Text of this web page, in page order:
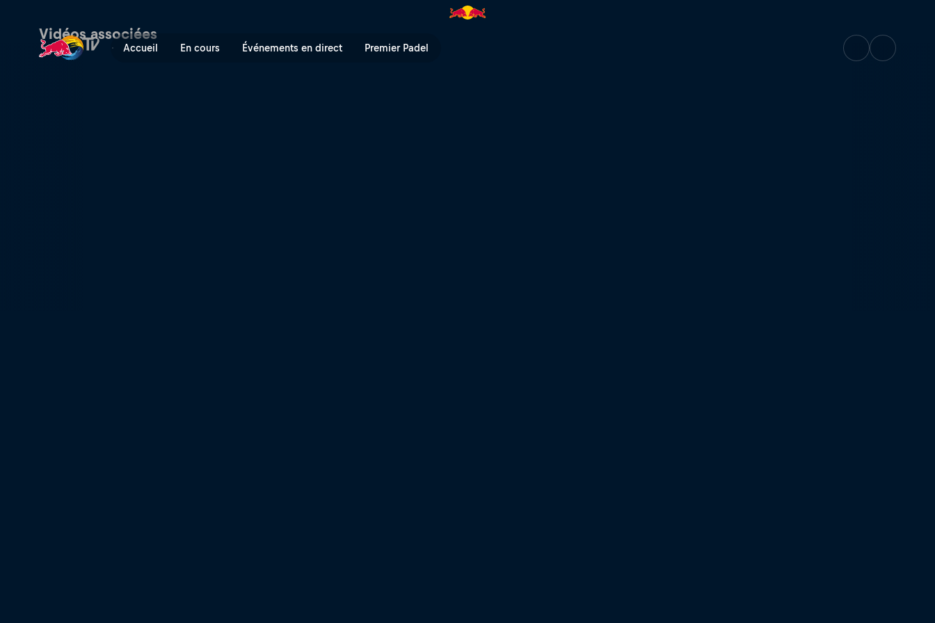
Accueil En cours Événements en direct Premier Padel
Vidéos associées